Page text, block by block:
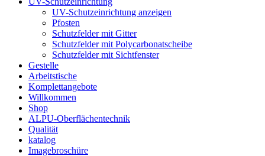
UV-Schutzeinrichtung anzeigen
Pfosten
Schutzfelder mit Gitter
Schutzfelder mit Polycarbonatscheibe
Schutzfelder mit Sichtfenster
Gestelle
Arbeitstische
Komplettangebote
Willkommen
Shop
ALPU-Oberflächentechnik
Qualität
katalog
Imagebroschüre